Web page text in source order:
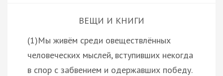
ВЕЩИ И КНИГИ
(1)Мы живём среди овеществлённых
человеческих мыслей, вступивших некогда
в спор с забвением и одержавших победу.